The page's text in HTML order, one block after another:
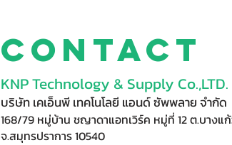
Contact
KNP Technology & Supply Co.,LTD.
บริษัท เคเอ็นพี เทคโนโลยี แอนด์ ซัพพลาย จำกัด
168/79 หมู่บ้าน ชญาดาแอทเวิร์ค หมู่ที่ 12 ต.บางแ
จ.สมุทรปราการ 10540